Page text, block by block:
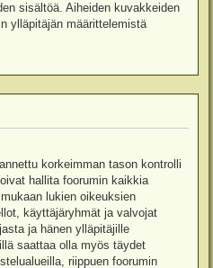
sisältöä. Aiheiden kuvakkeiden
ylläpitäjän määrittelemistä
korkeimman tason kontrolli
hallita foorumin kaikkia
lukien oikeuksien
käyttäjäryhmät ja valvojat
ja hänen ylläpitäjille
saattaa olla myös täydet
riippuen foorumin